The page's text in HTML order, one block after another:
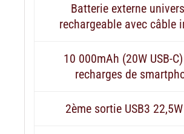
Batterie externe
rechargeable avec câble
10 000mAh (20W USB-
recharges de
2ème sortie USB3